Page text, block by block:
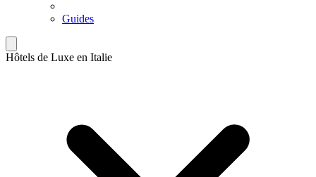
Guides
Hôtels de Luxe en Italie